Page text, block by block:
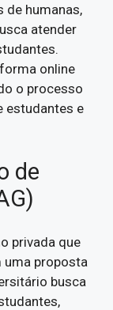
de humanas,
atender
online
o processo
estudantes e
de
privada que
uma proposta
busca